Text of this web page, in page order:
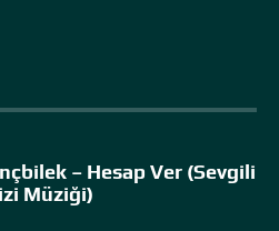
– Hesap Ver (Sevgili
Müziği)